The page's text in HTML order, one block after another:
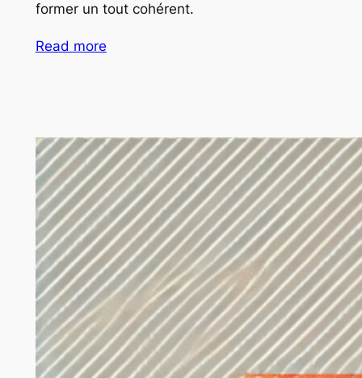
former un tout cohérent.
Read more